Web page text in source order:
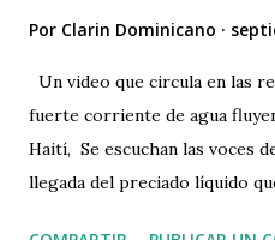
Por Clarin Dominicano
Un video que circula en las
fuerte corriente de agua
Haití, Se escuchan las voces
llegada del preciado líquido